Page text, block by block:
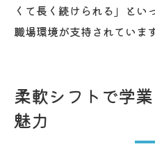
くて長く続けられる」とい
職場環境が支持されています
柔軟シフトで学
魅力